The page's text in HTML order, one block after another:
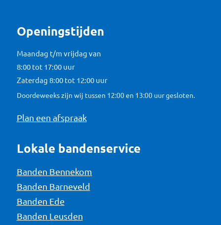
Openingstijden
Maandag t/m vrijdag van
8:00 tot 17:00 uur
Zaterdag 8:00 tot 12:00 uur
Doordeweeks zijn wij tussen 12:00 en 13:00 uur gesloten.
Plan een afspraak
Lokale bandenservice
Banden Bennekom
Banden Barneveld
Banden Ede
Banden Leusden